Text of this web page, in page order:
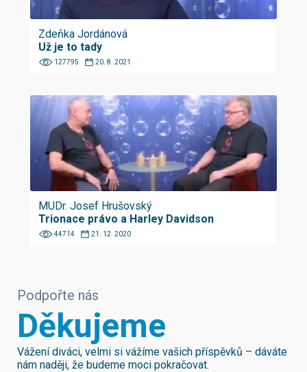
Zdeňka Jordánová
Už je to tady
127795 20. 8. 2021
MUDr. Josef Hrušovský
Trionace právo a Harley Davidson
44714 21. 12. 2020
Podpořte nás
Děkujeme
Vážení diváci, velmi si vážíme vašich příspěvků – dáváte
nám naději, že budeme moci pokračovat.